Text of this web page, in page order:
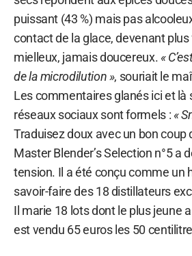
puissant (43 %) mais pas
contact de la glace, devenant
mielleux, jamais doucereux.«
de la microdilution », souriait le
Les commentaires glanés ici et là
réseaux sociaux sont formels :«
Traduisez doux avec un bon coup
Master Blender’s Selection n°5 a
tension. Il a été conçu comme un
savoir-faire des 18 distillateurs
Il marie 18 lots dont le plus jeune
est vendu 65 euros les 50